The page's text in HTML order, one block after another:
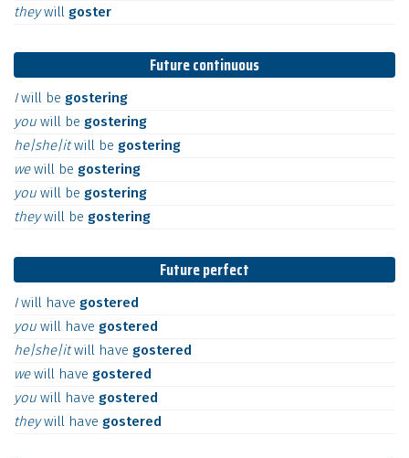
theywill goster
Future continuous
Iwill be gostering
you will be gostering
he|she|itwill be gostering
wewill be gostering
you will be gostering
theywill be gostering
Future perfect
Iwill have gostered
you will have gostered
he|she|itwill have gostered
wewill have gostered
you will have gostered
theywill have gostered